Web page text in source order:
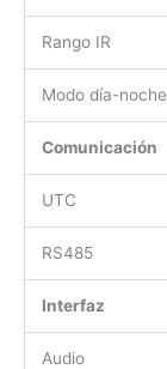
Rango IR
Modo día-noche
Comunicación
UTC
RS485
Interfaz
Audio